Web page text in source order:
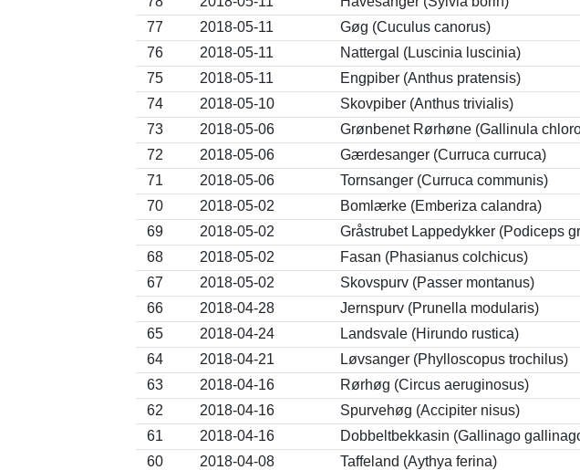
77
2018-05-11 Gøg (Cuculus canorus)
76
2018-05-11 Nattergal (Luscinia luscinia)
75
2018-05-11 Engpiber (Anthus pratensis)
74
2018-05-10 Skovpiber (Anthus trivialis)
73
2018-05-06 Grønbenet Rørhøne (Gallinula
72
2018-05-06 Gærdesanger (Curruca curruca)
71
2018-05-06 Tornsanger (Curruca communis)
70
2018-05-02 Bomlærke (Emberiza calandra)
69
2018-05-02 Gråstrubet Lappedykker (Podiceps
68
2018-05-02 Fasan (Phasianus colchicus)
67
2018-05-02 Skovspurv (Passer montanus)
66
2018-04-28 Jernspurv (Prunella modularis)
65
2018-04-24 Landsvale (Hirundo rustica)
64
2018-04-21 Løvsanger (Phylloscopus trochilus)
63
2018-04-16 Rørhøg (Circus aeruginosus)
62
2018-04-16 Spurvehøg (Accipiter nisus)
61
2018-04-16 Dobbeltbekkasin (Gallinago
60
2018-04-08 Taffeland (Aythya ferina)